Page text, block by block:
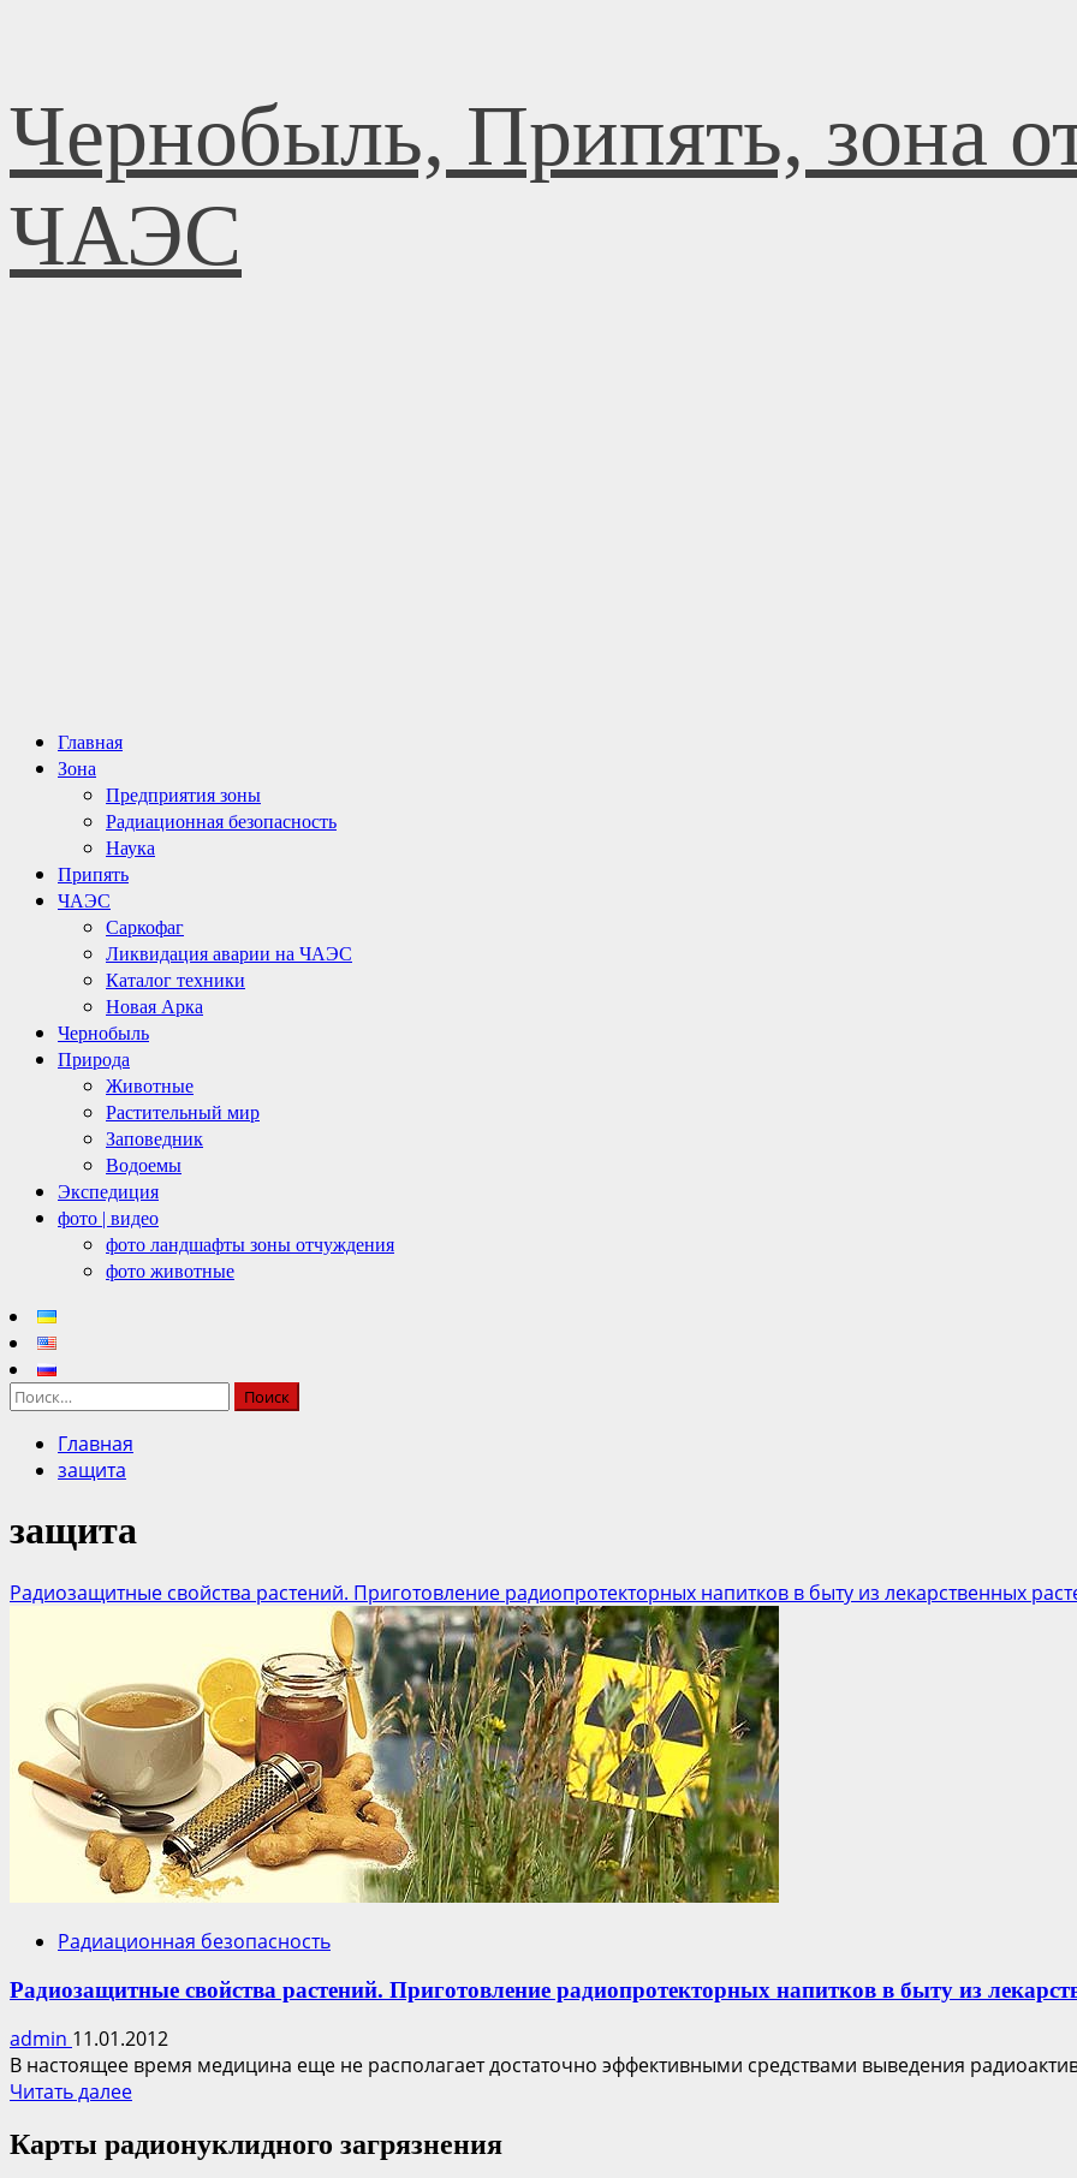
содержимому
Чернобыль, Припять, зона
ЧАЭС
Основное
меню
Главная
Зона
Предприятия зоны
Радиационная безопасность
Наука
Припять
ЧАЭС
Саркофаг
Ликвидация аварии на ЧАЭС
Каталог техники
Новая Арка
Чернобыль
Природа
Животные
Растительный мир
Заповедник
Водоемы
Экспедиция
фото | видео
фото ландшафты зоны отчуждения
фото животные
Найти:
Главная
защита
защита
Радиозащитные свойства растений. Приготовление радиопротекторных напитков в быту из лекарственных
Радиационная безопасность
Радиозащитные свойства растений. Приготовление радиопротекторных напитков в быту из
admin 11.01.2012
В настоящее время медицина еще не располагает достаточно эффективными средствами выведения
Читать далееПрочитать
о
Карты радионуклидного загрязнения